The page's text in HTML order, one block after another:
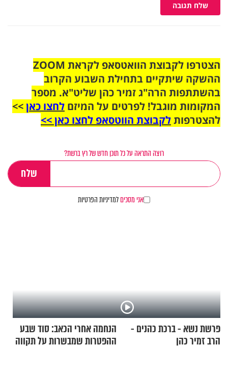
שלח תגובה
הצטרפו לקבוצת הוואטסאפ לקראת ZOOM
ההשקה שיתקיים בתחילת השבוע הקרוב
בהשתתפות הרה"ג זמיר כהן שליט"א. מספר
המקומות מוגבל! לפרטים על המיזם לחצו כאן>>
להצטרפותלקבוצת הווטסאפ לחצו כאן >>
רוצה התראה על כל תוכן חדש של רץ ברשת?
אני מסכיםלמדיניות הפרטיות
פרשת נשא - ברכת כהנים -
הרב זמיר כהן
הנחמה אחרי הכאב: סוד שבע
ההפטרות שמבשרות על תקווה